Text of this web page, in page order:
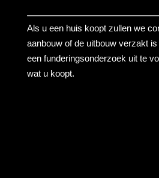
Als u een huis koopt zullen we
aanbouw of de uitbouw verzakt
een funderingsonderzoek uit te
wat u koopt.